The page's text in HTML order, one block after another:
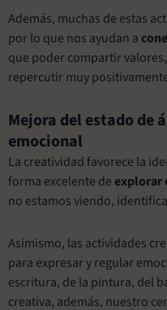
Además, muchas de estas
por lo que nos ayudan a
que poder compartir
repercutir muy
Mejora del estado de
emocional
La creatividad favorece la
forma excelente de explorar
no estamos viendo,
Asimismo, las actividades
para expresar y regular
escritura, de la pintura, del
creativa, además, nuestro